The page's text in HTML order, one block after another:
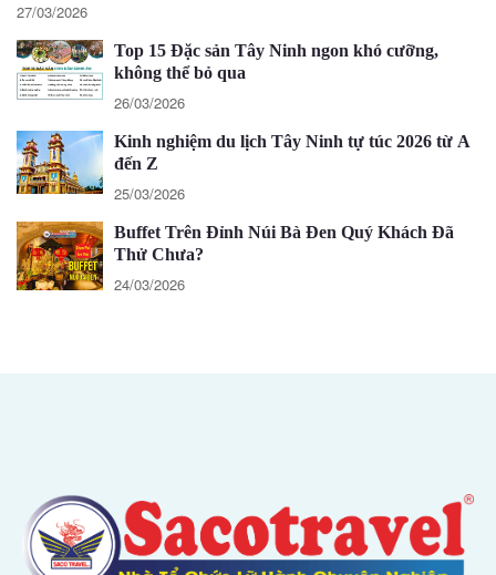
27/03/2026
Top 15 Đặc sản Tây Ninh ngon khó cưỡng,
không thể bỏ qua
26/03/2026
Kinh nghiệm du lịch Tây Ninh tự túc 2026 từ A
đến Z
25/03/2026
Buffet Trên Đỉnh Núi Bà Đen Quý Khách Đã
Thử Chưa?
24/03/2026